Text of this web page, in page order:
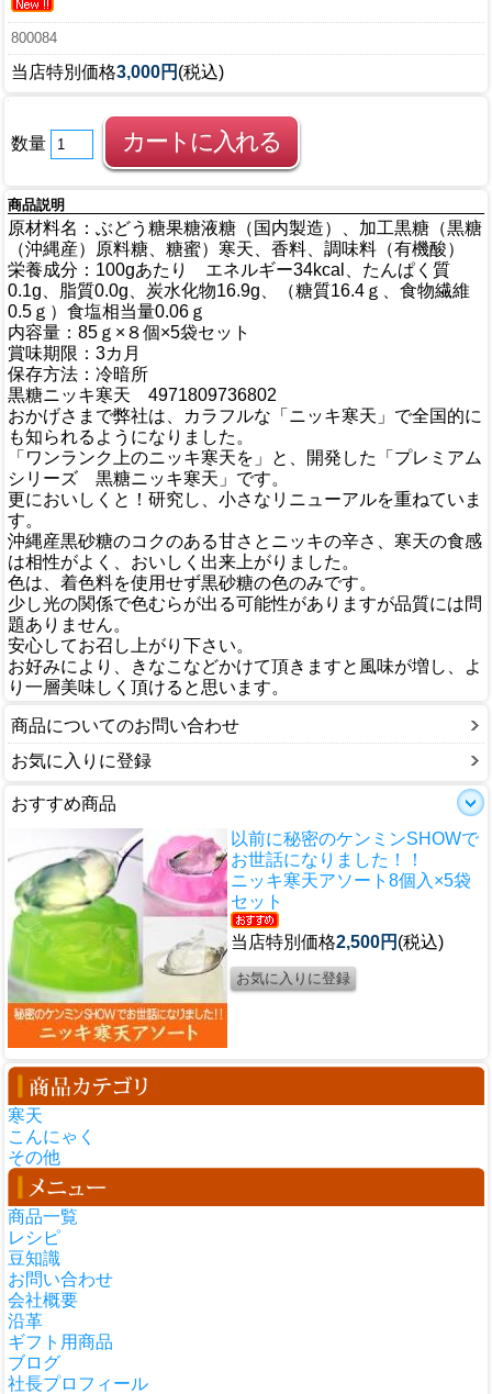
800084
当店特別価格3,000円 (税込)
数量
商品説明
原材料名：ぶどう糖果糖液糖（国内製造）、加工黒糖（黒糖
（沖縄産）原料糖、糖蜜）寒天、香料、調味料（有機酸）
栄養成分：100gあたり エネルギー34kcal、たんぱく質
0.1g、脂質0.0g、炭水化物16.9g、（糖質16.4ｇ、食物繊維
0.5ｇ）食塩相当量0.06ｇ
内容量：85ｇ×８個×5袋セット
賞味期限：3カ月
保存方法：冷暗所
黒糖ニッキ寒天 4971809736802
おかげさまで弊社は、カラフルな「ニッキ寒天」で全国的に
も知られるようになりました。
「ワンランク上のニッキ寒天を」と、開発した「プレミアム
シリーズ 黒糖ニッキ寒天」です。
更においしくと！研究し、小さなリニューアルを重ねていま
す。
沖縄産黒砂糖のコクのある甘さとニッキの辛さ、寒天の食感
は相性がよく、おいしく出来上がりました。
色は、着色料を使用せず黒砂糖の色のみです。
少し光の関係で色むらが出る可能性がありますが品質には問
題ありません。
安心してお召し上がり下さい。
お好みにより、きなこなどかけて頂きますと風味が増し、よ
り一層美味しく頂けると思います。
商品についてのお問い合わせ
お気に入りに登録
おすすめ商品
以前に秘密のケンミンSHOWで
お世話になりました！！
ニッキ寒天アソート8個入×5袋
セット
当店特別価格2,500円 (税込)
寒天
こんにゃく
その他
商品一覧
レシピ
豆知識
お問い合わせ
会社概要
沿革
ギフト用商品
ブログ
社長プロフィール